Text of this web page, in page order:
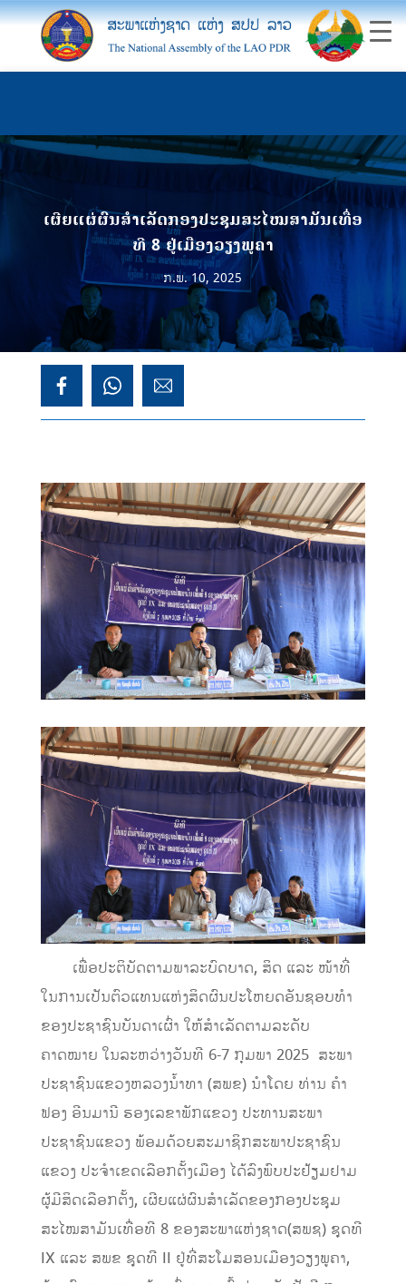
ເຜີຍແຜ່ຜົນສຳເລັດກອງປະຊຸມສະໄໝສາມັນເທື່ອ
ທີ 8 ຢູ່ເມືອງວຽງພູຄາ
ກ.ພ. 10, 2025
ເພື່ອປະຕິບັດຕາມພາລະບົດບາດ, ສິດ ແລະ ໜ້າທີ່
ໃນການເປັນຕົວແທນແຫ່ງສິດຜົນປະໂຫຍດອັນຊອບທຳ
ຂອງປະຊາຊົນບັນດາເຜົ່າ ໃຫ້ສຳເລັດຕາມລະດັບ
ຄາດໝາຍ ໃນລະຫວ່າງວັນທີ 6-7 ກຸມພາ 2025 ສະພາ
ປະຊາຊົນແຂວງຫລວງນ້ຳທາ (ສພຂ) ນໍາໂດຍ ທ່ານ ຄຳ
ຟອງ ອີນມານີ ຮອງເລຂາພັກແຂວງ ປະທານສະພາ
ປະຊາຊົນແຂວງ ພ້ອມດ້ວຍສະມາຊິກສະພາປະຊາຊົນ
ແຂວງ ປະຈຳເຂດເລືອກຕັ້ງເມືອງ ໄດ້ລົງພົບປະຢ້ຽມຢາມ
ຜູ້ມີສິດເລືອກຕັ້ງ, ເຜີຍແຜ່ຜົນສໍາເລັດຂອງກອງປະຊຸມ
ສະໄໝສາມັນເທື່ອທີ 8 ຂອງສະພາແຫ່ງຊາດ(ສພຊ) ຊຸດທີ
IX ແລະ ສພຂ ຊຸດທີ II ຢູ່ທີ່ສະໂມສອນເມືອງວຽງພູຄາ,